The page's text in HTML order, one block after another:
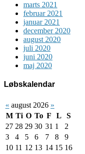
marts 2021
februar 2021
januar 2021
december 2020
august 2020
juli 2020
juni 2020
maj 2020
Løbskalendar
« august 2026 »
M Ti O To F L
S
27 28 29 30 31 1
2
3
4 5 6 7 8
9
10 11 12 13 14 15 16